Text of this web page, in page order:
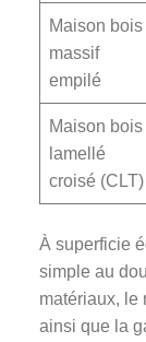
Maison bois
massif
empilé
Maison bois
lamellé
croisé (CLT)
À superficie
simple au
matériaux, le
ainsi que la